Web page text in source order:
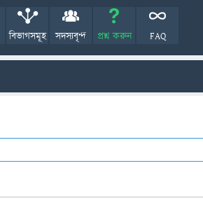
বিভাগসমূহ সদস্যবৃন্দ প্রশ্ন করুন FAQ